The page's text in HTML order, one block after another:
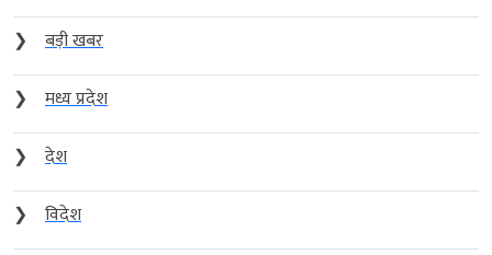
❯
बड़ी खबर
❯
मध्य प्रदेश
❯
देश
❯
विदेश